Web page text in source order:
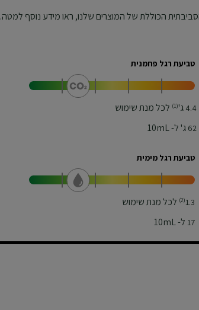
הכוללת של המוצרים שלנו, ראו מידע נוסף למטה.
טביעת רגל פחמנית
4.4 ג'(1) לכל מנת שימוש
62 ג' ל- 10mL
טביעת רגל מימית
1.3
(2) לכל מנת שימוש
17 ל- 10mL